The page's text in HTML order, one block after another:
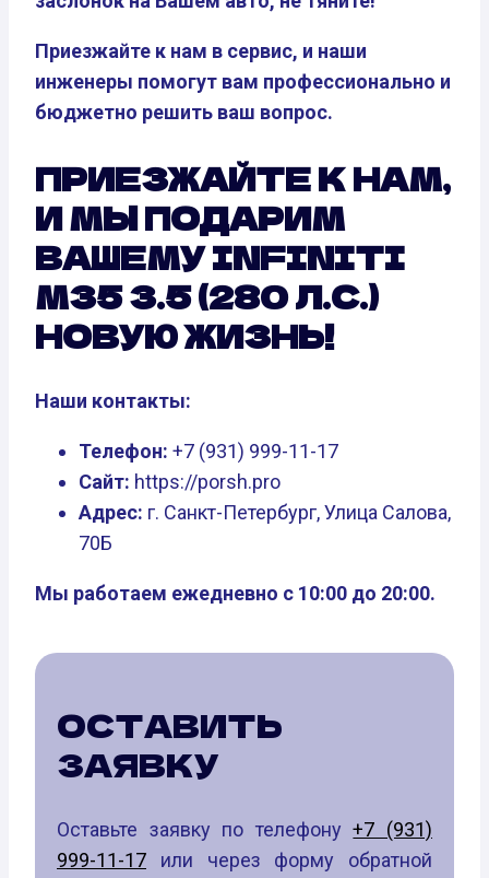
Приезжайте к нам в сервис, и наши
инженеры помогут вам профессионально и
бюджетно решить ваш вопрос.
ПРИЕЗЖАЙТЕ К НАМ,
И МЫ ПОДАРИМ
ВАШЕМУ INFINITI
M35 3.5 (280 Л.С.)
НОВУЮ ЖИЗНЬ!
Наши контакты:
Телефон: +7 (931) 999-11-17
Сайт: https://porsh.pro
Адрес: г. Санкт-Петербург, Улица Салова,
70Б
Мы работаем ежедневно с 10:00 до 20:00.
ОСТАВИТЬ
ЗАЯВКУ
Оставьте заявку по телефону+7 (931)
999-11-17 или через форму обратной